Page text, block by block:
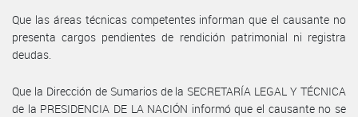
Que las áreas técnicas competentes informan que el causante no
presenta cargos pendientes de rendición patrimonial ni registra
deudas.
Que la Dirección de Sumarios de la SECRETARÍA LEGAL Y TÉCNICA
de la PRESIDENCIA DE LA NACIÓN informó que el causante no se